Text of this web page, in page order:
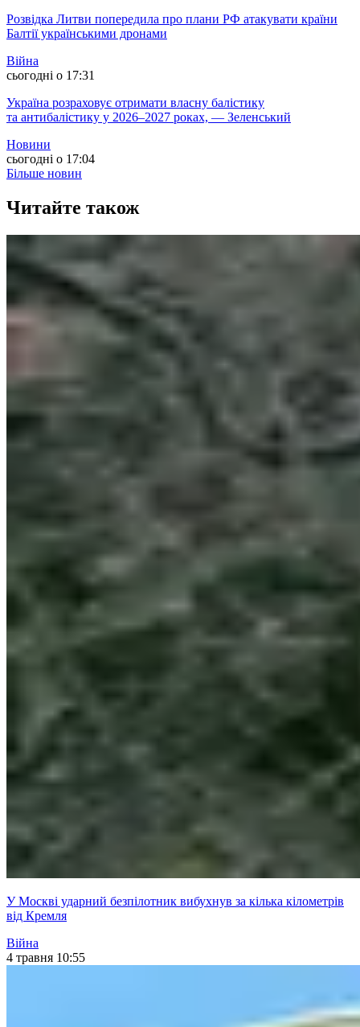
Розвідка Литви попередила про плани РФ атакувати країни
Балтії українськими дронами
Війна
сьогодні о 17:31
Україна розраховує отримати власну балістику
та антибалістику у 2026–2027 роках, — Зеленський
Новини
сьогодні о 17:04
Більше новин
Читайте також
У Москві ударний безпілотник вибухнув за кілька кілометрів
від Кремля
Війна
4 травня 10:55